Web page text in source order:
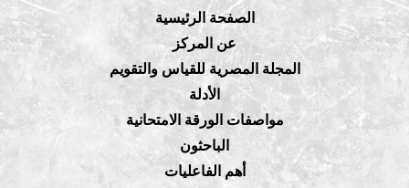
الصفحة الرئيسية
عن المركز
المجلة المصرية للقياس والتقويم
الأدلة
مواصفات الورقة الامتحانية
الباحثون
أهم الفاعليات